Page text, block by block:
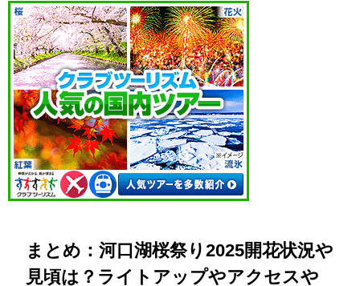
まとめ：河口湖桜祭り2025開花状況や
見頃は？ライトアップやアクセスや